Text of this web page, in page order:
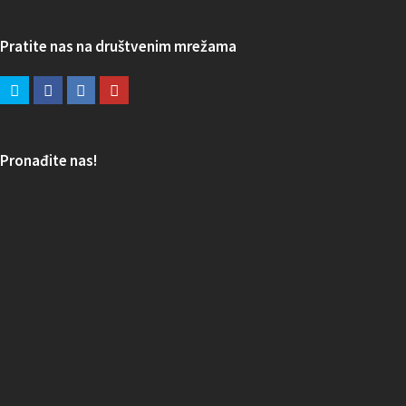
Pratite nas na društvenim mrežama
Pronađite nas!